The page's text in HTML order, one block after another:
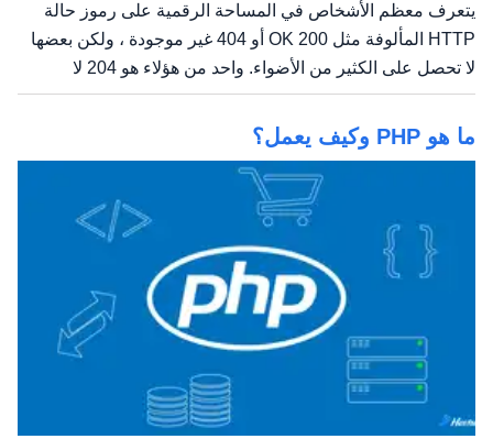
يتعرف معظم الأشخاص في المساحة الرقمية على رموز حالة
HTTP المألوفة مثل 200 OK أو 404 غير موجودة ، ولكن بعضها
لا تحصل على الكثير من الأضواء. واحد من هؤلاء هو 204 لا
محتوى.دعنا نلقي نظرة فاحصة على ما تعنيه هذه الحالة ، وكيف
تعمل ، وعندما يكون ذلك مناسبًا للاستخدام. ماذا يعني...
ما هو PHP وكيف يعمل؟